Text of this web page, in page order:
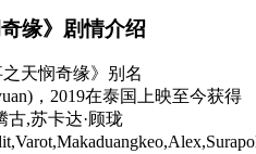
缘》剧情介绍
天悯奇缘》别名
，2019在泰国上映至今获得
古,苏卡达·顾珑